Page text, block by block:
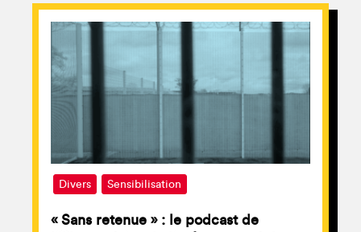
Divers Sensibilisation
« Sans retenue » : le podcast de